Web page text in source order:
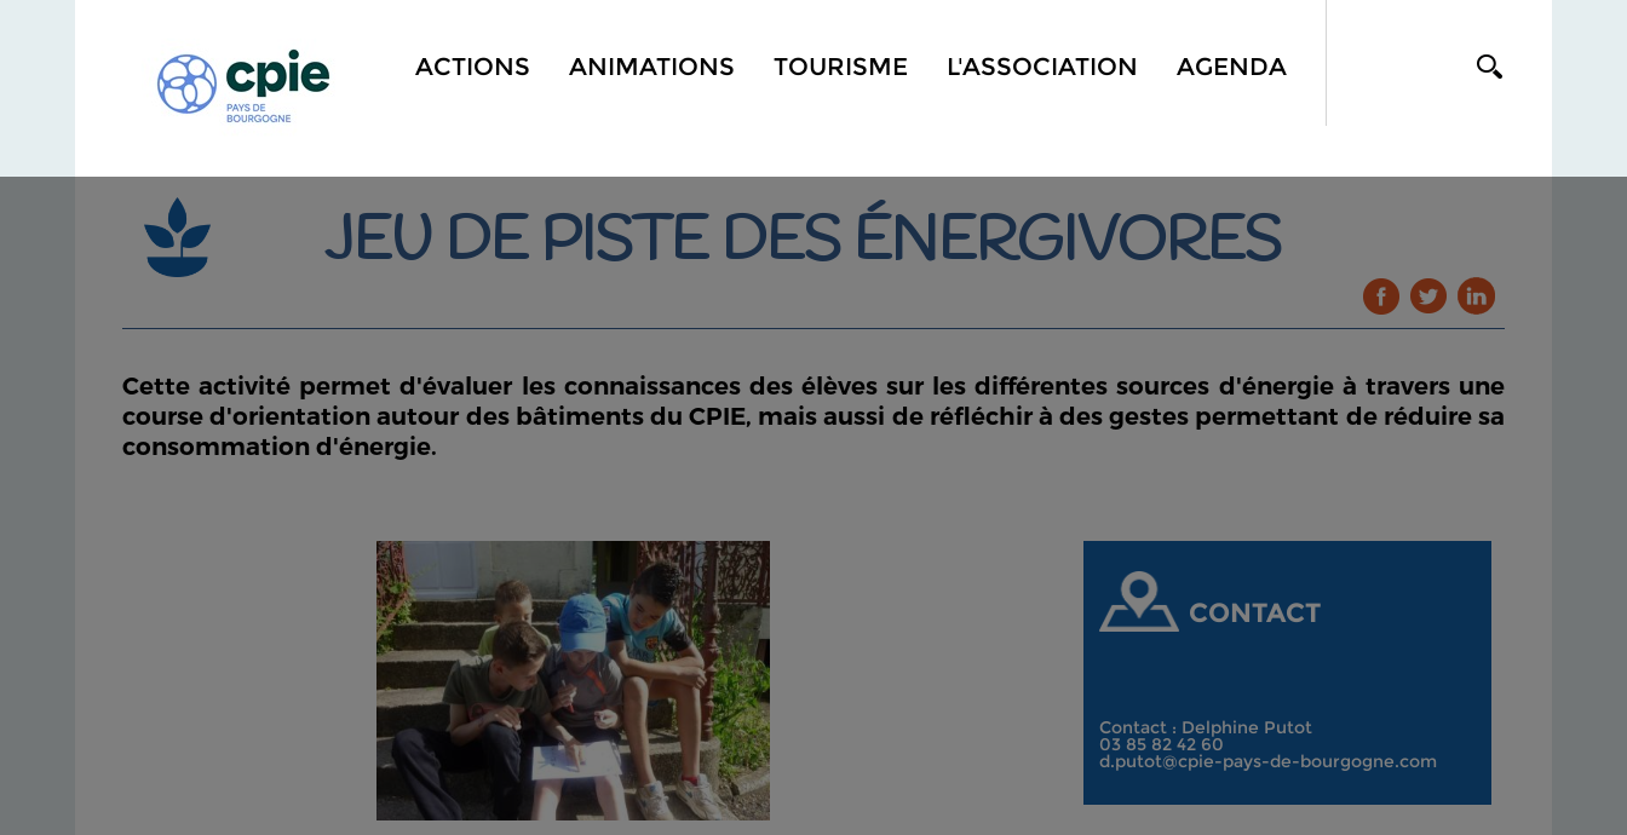
ACTIONS ANIMATIONS TOURISME L'ASSOCIATION AGENDA
JEU DE PISTE DES ÉNERGIVORES
Cette activité permet d'évaluer les connaissances des élèves sur les différentes sources d'énergie à travers une
course d'orientation autour des bâtiments du CPIE, mais aussi de réfléchir à des gestes permettant de réduire sa
consommation d'énergie.
CONTACT
Contact : Delphine Putot
03 85 82 42 60
d.putot@cpie-pays-de-bourgogne.com